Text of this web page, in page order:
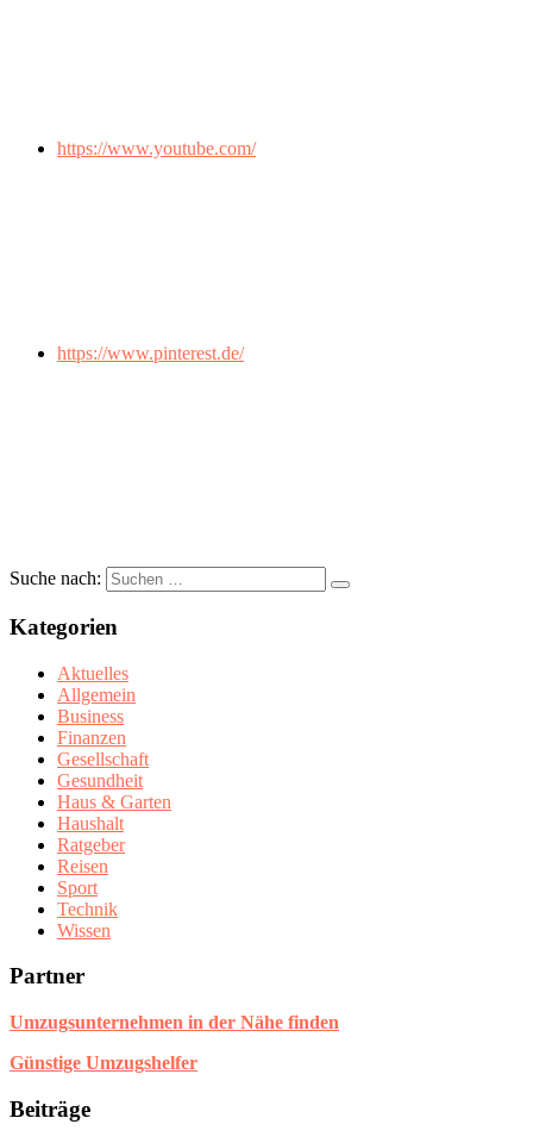
https://www.youtube.com/
https://www.pinterest.de/
Suche nach:
Kategorien
Aktuelles
Allgemein
Business
Finanzen
Gesellschaft
Gesundheit
Haus & Garten
Haushalt
Ratgeber
Reisen
Sport
Technik
Wissen
Partner
Umzugsunternehmen in der Nähe finden
Günstige Umzugshelfer
Beiträge